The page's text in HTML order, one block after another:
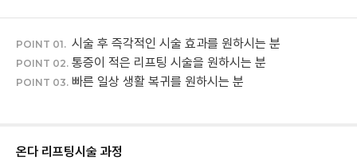
POINT 01. 시술 후 즉각적인 시술 효과를 원하시는 분
POINT 02. 통증이 적은 리프팅 시술을 원하시는 분
POINT 03. 빠른 일상 생활 복귀를 원하시는 분
온다 리프팅시술 과정